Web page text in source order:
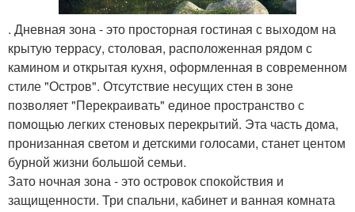
. Дневная зона - это просторная гостиная с выходом на
крытую террасу, столовая, расположенная рядом с
камином и открытая кухня, оформленная в современном
стиле "Остров". Отсутствие несущих стен в зоне
позволяет "Перекраивать" единое пространство с
помощью легких стеновых перекрытий. Эта часть дома,
пронизанная светом и детскими голосами, станет центом
бурной жизни большой семьи.
Зато ночная зона - это островок спокойствия и
защищенности. Три спальни, кабинет и ванная комната